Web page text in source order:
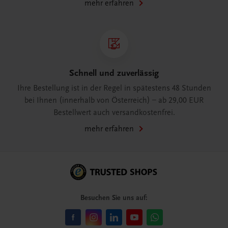
mehr erfahren
Schnell und zuverlässig
Ihre Bestellung ist in der Regel in spätestens 48 Stunden
bei Ihnen (innerhalb von Österreich) – ab 29,00 EUR
Bestellwert auch versandkostenfrei.
mehr erfahren
Besuchen Sie uns auf: